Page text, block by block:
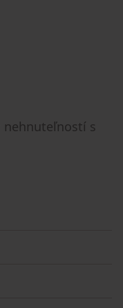
nehnuteľností s